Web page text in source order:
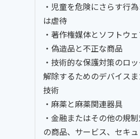
・児童を危険にさらす行
は虐待
・著作権媒体とソフトウ
・偽造品と不正な商品
・技術的な保護対策のロ
解除するためのデバイス
技術
・麻薬と麻薬関連器具
・金融またはその他の規
の商品、サービス、セキュ